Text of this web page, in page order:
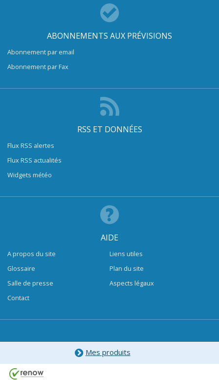
ABONNEMENTS AUX PRÉVISIONS
Abonnement par email
Abonnement par Fax
RSS ET DONNÉES
Flux RSS alertes
Flux RSS actualités
Widgets météo
AIDE
A propos du site
Glossaire
Salle de presse
Contact
Liens utiles
Plan du site
Aspects légaux
Mes produits